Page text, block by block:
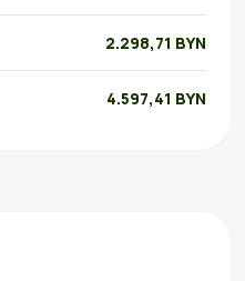
2.298,71 BYN
4.597,41 BYN